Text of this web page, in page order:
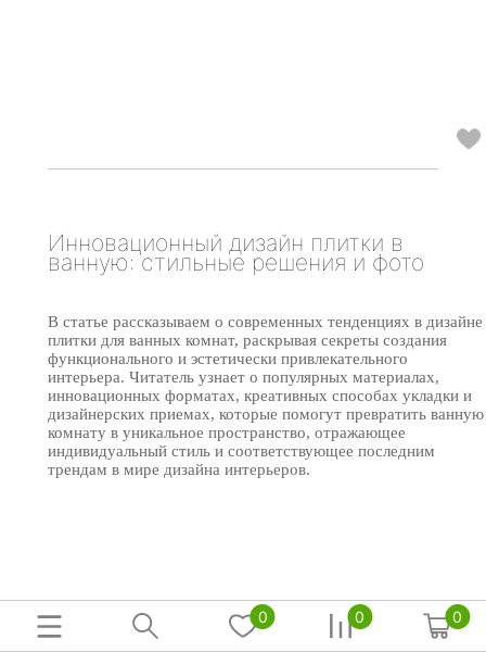
Инновационный дизайн плитки в
ванную: стильные решения и фото
В статье рассказываем о современных тенденциях в дизайне
плитки для ванных комнат, раскрывая секреты создания
функционального и эстетически привлекательного
интерьера. Читатель узнает о популярных материалах,
инновационных форматах, креативных способах укладки и
дизайнерских приемах, которые помогут превратить ванную
комнату в уникальное пространство, отражающее
индивидуальный стиль и соответствующее последним
трендам в мире дизайна интерьеров.
0 0 0